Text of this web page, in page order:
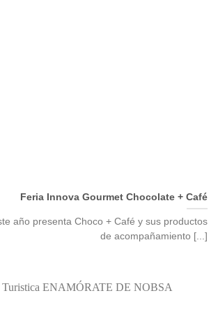
Feria Innova Gourmet Chocolate + Café
año presenta Choco + Café y sus productos
de acompañamiento [...]